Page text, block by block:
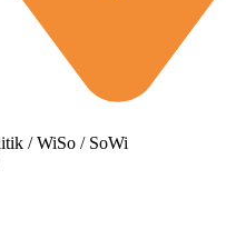
/ WiSo / SoWi